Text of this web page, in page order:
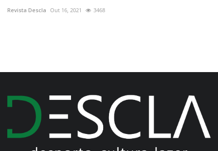
Revista Descla Out 16, 2021 3468